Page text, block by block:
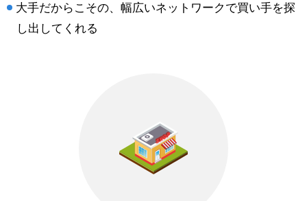
大手だからこその、幅広いネットワークで買い手を探
し出してくれる